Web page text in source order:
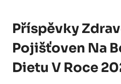
Příspěvky
Pojišťoven Na
Dietu V Roce